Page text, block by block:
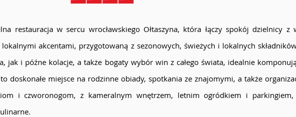
restauracja w sercu wrocławskiego Ołtaszyna, która łączy spokój dzielnicy z
akcentami, przygotowaną z sezonowych, świeżych i lokalnych
jak i późne kolacje, a także bogaty wybór win z całego świata, idealnie
doskonałe miejsce na rodzinne obiady, spotkania ze znajomymi, a także
i czworonogom, z kameralnym wnętrzem, letnim ogródkiem i parkingiem,